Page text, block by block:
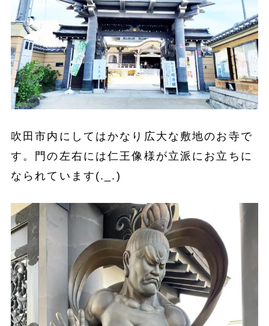
吹田市内にしてはかなり広大な敷地のお寺で
す。門の左右には仁王像様が立派にお立ちに
なられています(._.)